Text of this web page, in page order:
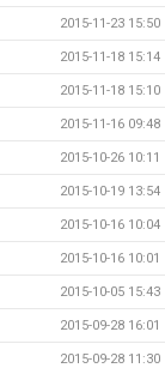
2015-11-23 15:50
2015-11-18 15:14
2015-11-18 15:10
2015-11-16 09:48
2015-10-26 10:11
2015-10-19 13:54
2015-10-16 10:04
2015-10-16 10:01
2015-10-05 15:43
2015-09-28 16:01
2015-09-28 11:30